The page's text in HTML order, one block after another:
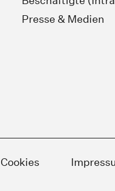
Presse & Medien
Cookies